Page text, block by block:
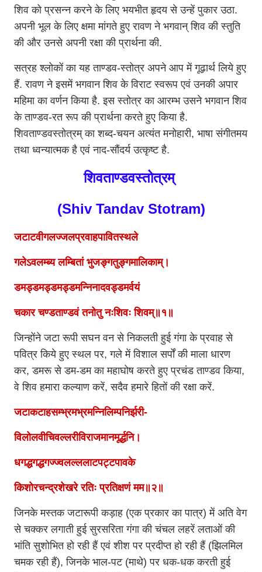
शिव को प्रसन्न करने के लिए भयभीत हृदय से उन्हें पुकार उठा.
अपनी भूल के लिए क्षमा मांगते हुए रावण ने भगवान् शिव की स्तुति
की और उनसे अपनी रक्षा की प्रार्थना की.
सत्रह श्लोकों का यह ताण्डव-स्तोत्र अपने आप में गूढ़ार्थ लिये हुए
हैं. रावण ने इसमें भगवान शिव के विराट स्वरूप एवं उनकी अपार
महिमा का वर्णन किया है. इस स्तोत्र का आरम्भ उसने भगवान शिव
के ताण्डव-रत रूप की प्रार्थना करते हुए किया है.
शिवताण्डवस्तोत्रम् का शब्द-चयन अत्यंत मनोहारी, भाषा संगीतमय
तथा ध्वन्यात्मक है एवं नाद-सौंदर्य उत्कृष्ट है.
शिवताण्डवस्तोत्रम्
(Shiv Tandav Stotram)
जटाटवीगलज्जलप्रवाहपावितस्थले
गलेऽवलम्ब्य लम्बितां भुजङ्गतुङ्गमालिकाम्।
डमड्डमड्डमड्डमन्निनादवड्डमर्वयं
चकार चण्डताण्डवं तनोतु नःशिवः शिवम्॥१॥
जिन्होंने जटा रूपी सघन वन से निकलती हुई गंगा के प्रवाह से
पवित्र किये हुए स्थल पर, गले में विशाल सर्पों की माला धारण
कर, डमरू से डम-डम का महाघोष करते हुए प्रचंड ताण्डव किया,
वे शिव हमारा कल्याण करें, सदैव हमारे हितों की रक्षा करें.
जटाकटाहसम्भ्रमभ्रमन्निलिम्पनिर्झरी-
विलोलवीचिवल्लरीविराजमानमूर्द्धनि।
धगद्धगद्धगज्ज्वलल्ललाटपट्टपावके
किशोरचन्द्रशेखरे रतिः प्रतिक्षणं मम॥२॥
जिनके मस्तक जटारूपी कड़ाह (एक प्रकार का पात्र) में अति वेग
से चक्कर लगाती हुई सुरसरिता गंगा की चंचल लहरें लताओं की
भांति सुशोभित हो रही हैं एवं शीश पर प्रदीप्त हो रही हैं (झिलमिल
चमक रही हैं), जिनके भाल-पट (माथे) पर धक-धक करती हुई